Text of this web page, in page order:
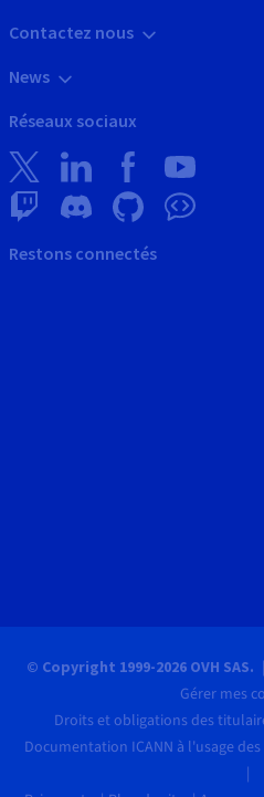
Contactez nous
News
Réseaux sociaux
Restons connectés
© Copyright 1999-2026 OVH SAS.
Gérer mes
Droits et obligations des
Documentation ICANN à l'usage